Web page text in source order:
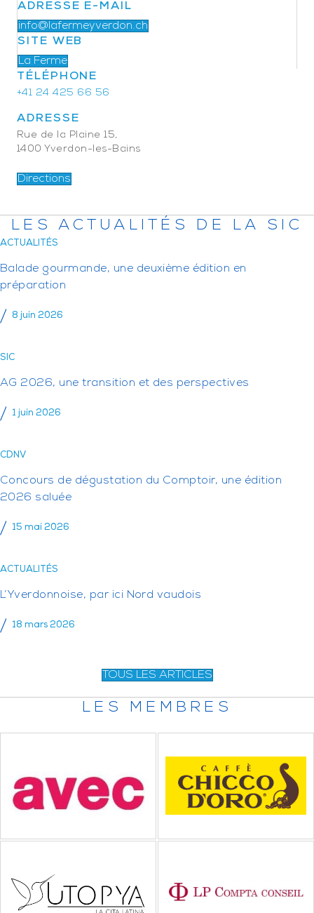
ADRESSE E-MAIL
info@lafermeyverdon.ch
SITE WEB
La Ferme
TÉLÉPHONE
+41 24 425 66 56
ADRESSE
Rue de la Plaine 15,
1400 Yverdon-les-Bains
Directions
LES ACTUALITÉS DE LA SIC
ACTUALITÉS
Balade gourmande, une deuxième édition en
préparation
8 juin 2026
SIC
AG 2026, une transition et des perspectives
1 juin 2026
CDNV
Concours de dégustation du Comptoir, une édition
2026 saluée
15 mai 2026
ACTUALITÉS
L’Yverdonnoise, par ici Nord vaudois
18 mars 2026
TOUS LES ARTICLES
LES MEMBRES